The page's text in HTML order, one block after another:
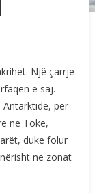
Një çarrje
e saj.
Antarktidë, për
në Tokë,
duke folur
në zonat